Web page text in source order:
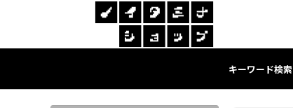
キーワード検索